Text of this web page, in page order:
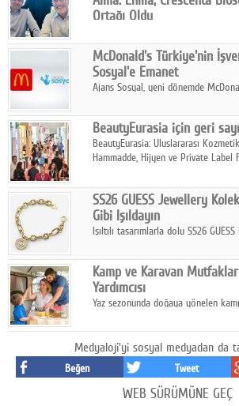
Ortağı Oldu
stratejisini uluslararası ölçeğe
tamamladı.
McDonald's Türkiye'nin
Sosyal'e Emanet
Ajans Sosyal, yeni dönemde
BeautyEurasia için geri
BeautyEurasia: Uluslararası
Hammadde, Hijyen ve Private Label
SS26 GUESS Jewellery
Gibi Işıldayın
Işıltılı tasarımlarla dolu SS26
dokunuşunu taşıyor.
Kamp ve Karavan
Yardımcısı
Yaz sezonunda doğaya yönelen
temizlik sağlayan, çevreye duyarlı
ediyor.
Medyaloji'yi sosyal medyadan da
Beğen Tweet
WEB SÜRÜMÜNE GEÇ